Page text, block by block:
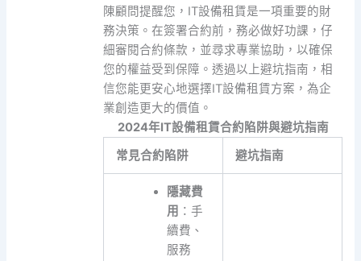
陳顧問提醒您，IT設備租賃是一項重要的財
務決策。在簽署合約前，務必做好功課，仔
細審閱合約條款，並尋求專業協助，以確保
您的權益受到保障。透過以上避坑指南，相
信您能更安心地選擇IT設備租賃方案，為企
業創造更大的價值。
2024年IT設備租賃合約陷阱與避坑指南
常見合約陷阱
避坑指南
隱藏費
用 ：手
續費、
服務